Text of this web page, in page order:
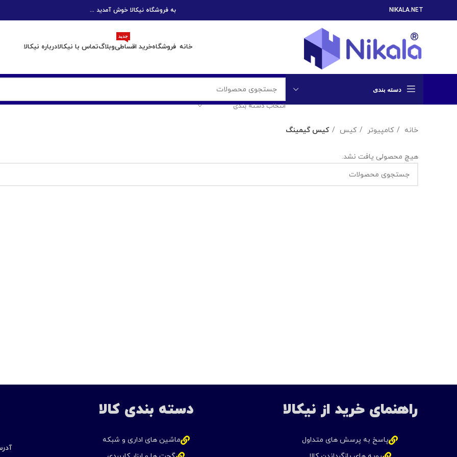
NIKALA.NET به فروشگاه نیکالا خوش آمدید ...
خانه فروشگاهخرید اقساطی
جدید
وبلاگتماس با نیکالادرباره نیکالا
دسته بندی
انتخاب دسته بندی
خانه کامپیوتر کیس کیس گیمینگ
هیچ محصولی یافت نشد.
راهنمای خرید از نیکالا
پاسخ به پرسش های متداول
دسته بندی کالا
ماشین های اداری و شبکه